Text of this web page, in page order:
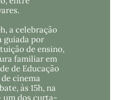
a celebração
guiada por
de ensino,
familiar em
de Educação
de cinema
às 15h, na
um dos curta-